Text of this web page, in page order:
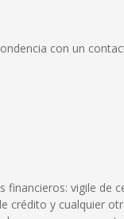
con un
financieros: vigile de
crédito y cualquier